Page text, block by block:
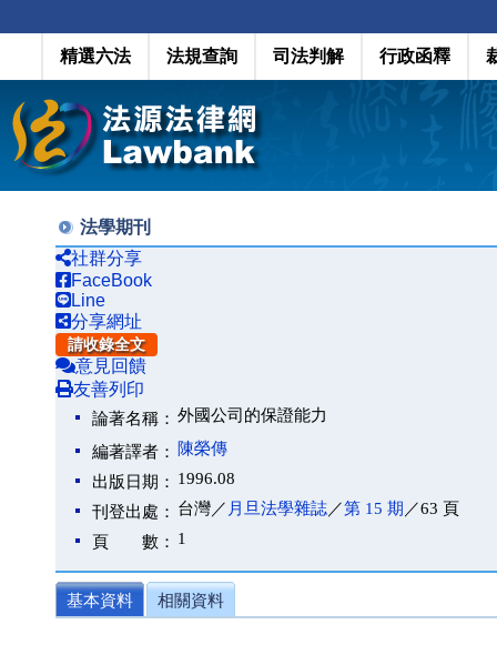
精選六法 法規查詢 司法判解 行政函釋
法學期刊
社群分享
FaceBook
Line
分享網址
請收錄全文
意見回饋
友善列印
論著名稱： 外國公司的保證能力
編著譯者：
陳榮傳
出版日期： 1996.08
刊登出處： 台灣／ 月旦法學雜誌／第 15 期 ／63 頁
頁 數： 1
基本資料 相關資料